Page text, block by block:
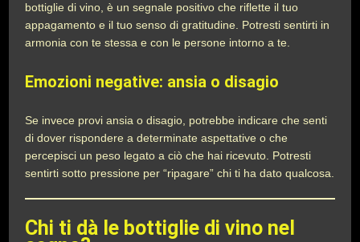
bottiglie di vino, è un segnale positivo che riflette il tuo
appagamento e il tuo senso di gratitudine. Potresti sentirti in
armonia con te stessa e con le persone intorno a te.
Emozioni negative: ansia o disagio
Se invece provi ansia o disagio, potrebbe indicare che senti
di dover rispondere a determinate aspettative o che
percepisci un peso legato a ciò che hai ricevuto. Potresti
sentirti sotto pressione per “ripagare” chi ti ha dato qualcosa.
Chi ti dà le bottiglie di vino nel